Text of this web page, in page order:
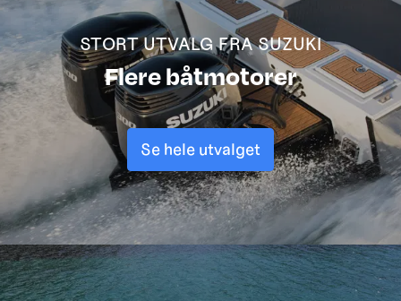
STORT UTVALG FRA SUZUKI
Flere båtmotorer
Se hele utvalget